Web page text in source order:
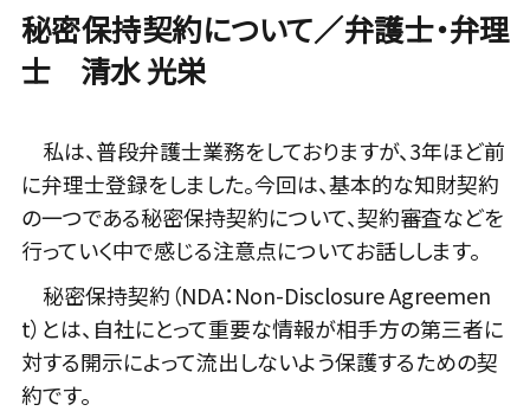
秘密保持契約について／弁護士・弁理
士 清水 光栄
私は、普段弁護士業務をしておりますが、3年ほど前
に弁理士登録をしました。今回は、基本的な知財契約
の一つである秘密保持契約について、契約審査などを
行っていく中で感じる注意点についてお話しします。
秘密保持契約（NDA：Non-Disclosure Agreemen
t）とは、自社にとって重要な情報が相手方の第三者に
対する開示によって流出しないよう保護するための契
約です。